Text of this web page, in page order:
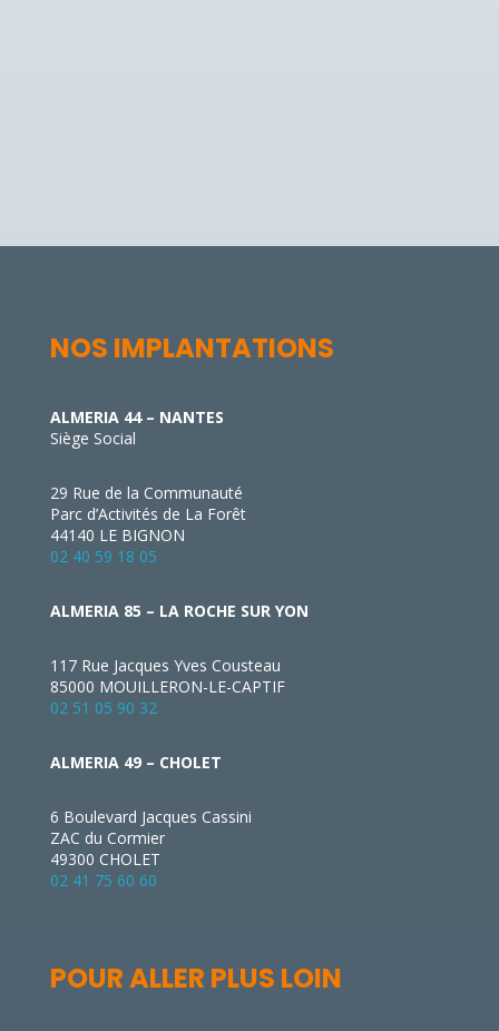
NOS IMPLANTATIONS
ALMERIA 44 – NANTES
Siège Social
29 Rue de la Communauté
Parc d’Activités de La Forêt
44140 LE BIGNON
02 40 59 18 05
ALMERIA 85 – LA ROCHE SUR YON
117 Rue Jacques Yves Cousteau
85000 MOUILLERON-LE-CAPTIF
02 51 05 90 32
ALMERIA 49 – CHOLET
6 Boulevard Jacques Cassini
ZAC du Cormier
49300 CHOLET
02 41 75 60 60
POUR ALLER PLUS LOIN